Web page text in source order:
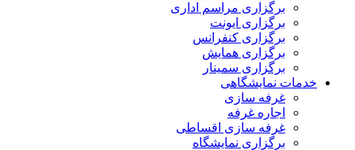
برگزاری مراسم اداری
برگزاری ایونت
برگزاری کنفرانس
برگزاری همایش
برگزاری سمینار
خدمات نمایشگاهی
غرفه سازی
اجاره غرفه
غرفه سازی اقساطی
برگزاری نمایشگاه